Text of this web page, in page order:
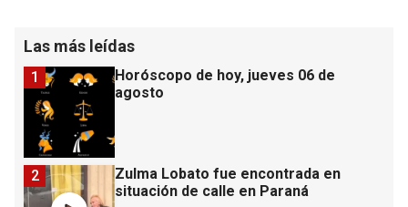
Las más leídas
Horóscopo de hoy, jueves 06 de
agosto
1
Zulma Lobato fue encontrada en
situación de calle en Paraná
2